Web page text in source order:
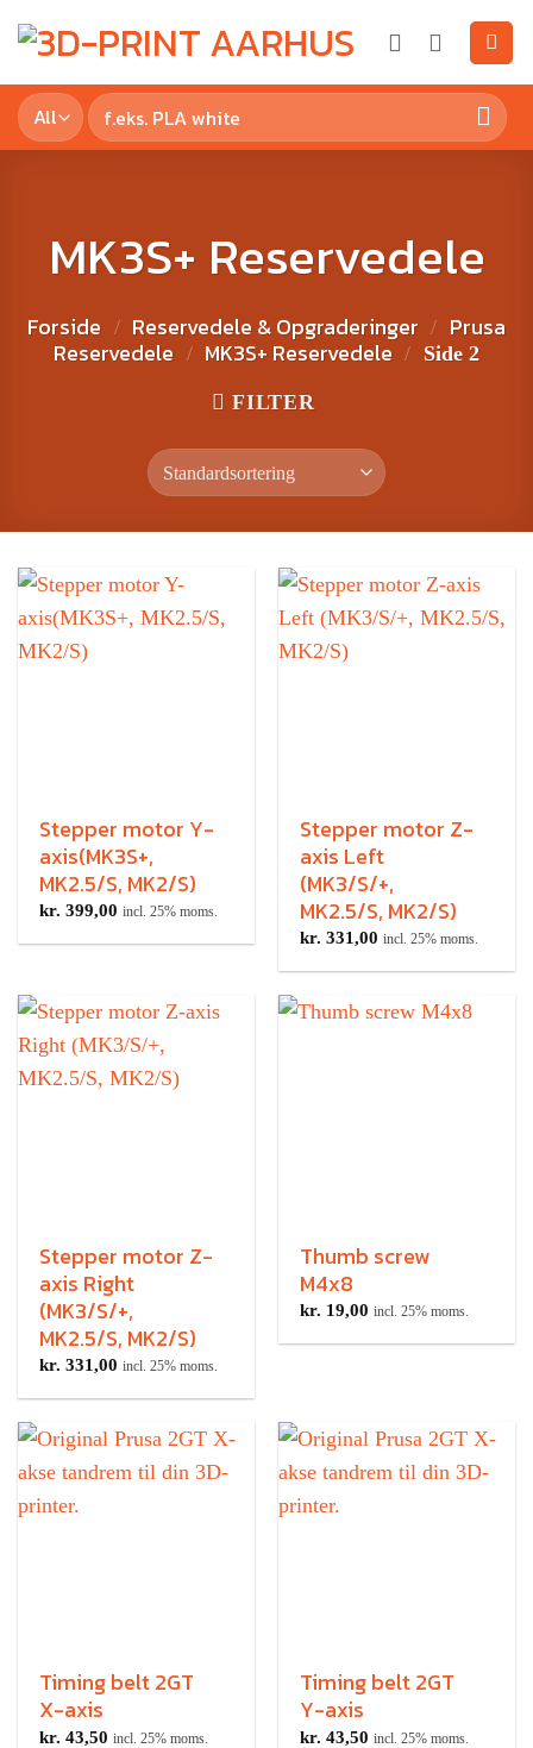
MK3S+ Reservedele
Forside / Reservedele & Opgraderinger / Prusa
Reservedele / MK3S+ Reservedele / Side 2
FILTER
Stepper motor Y-
axis(MK3S+,
MK2.5/S, MK2/S)
kr. 399,00 incl. 25% moms.
Stepper motor Z-
axis Left
(MK3/S/+,
MK2.5/S, MK2/S)
kr. 331,00 incl. 25% moms.
Stepper motor Z-
axis Right
(MK3/S/+,
MK2.5/S, MK2/S)
kr. 331,00 incl. 25% moms.
Thumb screw
M4x8
kr. 19,00 incl. 25% moms.
Timing belt 2GT
X-axis
kr. 43,50 incl. 25% moms.
Timing belt 2GT
Y-axis
kr. 43,50 incl. 25% moms.